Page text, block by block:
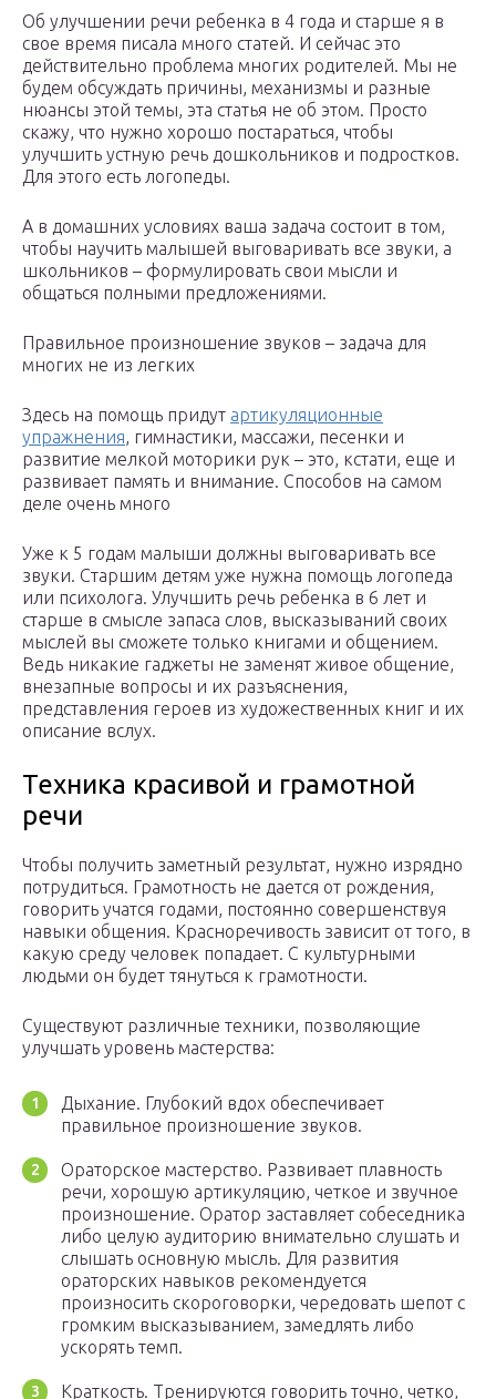
Об улучшении речи ребенка в 4 года и старше я в
свое время писала много статей. И сейчас это
действительно проблема многих родителей. Мы не
будем обсуждать причины, механизмы и разные
нюансы этой темы, эта статья не об этом. Просто
скажу, что нужно хорошо постараться, чтобы
улучшить устную речь дошкольников и подростков.
Для этого есть логопеды.
А в домашних условиях ваша задача состоит в том,
чтобы научить малышей выговаривать все звуки, а
школьников – формулировать свои мысли и
общаться полными предложениями.
Правильное произношение звуков – задача для
многих не из легких
Здесь на помощь придут артикуляционные
упражнения, гимнастики, массажи, песенки и
развитие мелкой моторики рук – это, кстати, еще и
развивает память и внимание. Способов на самом
деле очень много
Уже к 5 годам малыши должны выговаривать все
звуки. Старшим детям уже нужна помощь логопеда
или психолога. Улучшить речь ребенка в 6 лет и
старше в смысле запаса слов, высказываний своих
мыслей вы сможете только книгами и общением.
Ведь никакие гаджеты не заменят живое общение,
внезапные вопросы и их разъяснения,
представления героев из художественных книг и их
описание вслух.
Техника красивой и грамотной
речи
Чтобы получить заметный результат, нужно изрядно
потрудиться. Грамотность не дается от рождения,
говорить учатся годами, постоянно совершенствуя
навыки общения. Красноречивость зависит от того, в
какую среду человек попадает. С культурными
людьми он будет тянуться к грамотности.
Существуют различные техники, позволяющие
улучшать уровень мастерства:
Дыхание. Глубокий вдох обеспечивает
правильное произношение звуков.
Ораторское мастерство. Развивает плавность
речи, хорошую артикуляцию, четкое и звучное
произношение. Оратор заставляет собеседника
либо целую аудиторию внимательно слушать и
слышать основную мысль. Для развития
ораторских навыков рекомендуется
произносить скороговорки, чередовать шепот с
громким высказыванием, замедлять либо
ускорять темп.
Краткость. Тренируются говорить точно, четко,